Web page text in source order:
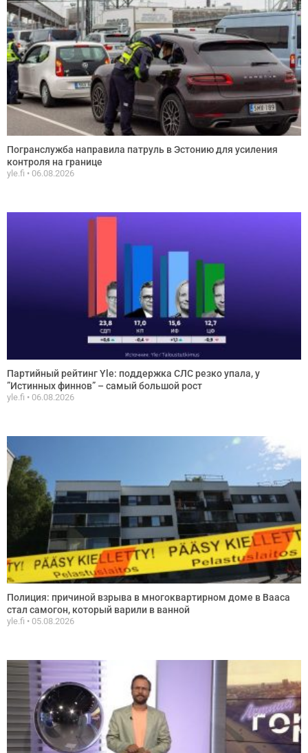
Погранслужба направила патруль в Эстонию для усиления
контроля на границе
yle.fi 06.08.2026
Партийный рейтинг Yle: поддержка СЛС резко упала, у
”Истинных финнов” – самый большой рост
yle.fi 06.08.2026
Полиция: причиной взрыва в многоквартирном доме в Вааса
стал самогон, который варили в ванной
yle.fi 05.08.2026